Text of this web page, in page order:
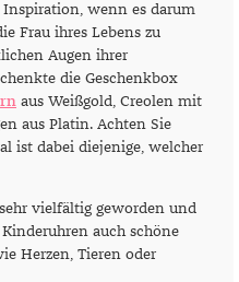
wenn es darum
Frau ihres Lebens zu
Augen ihrer
die Geschenkbox
aus Weißgold, Creolen mit
aus Platin. Achten Sie
ist dabei diejenige, welcher
vielfältig geworden und
auch schöne
Herzen, Tieren oder